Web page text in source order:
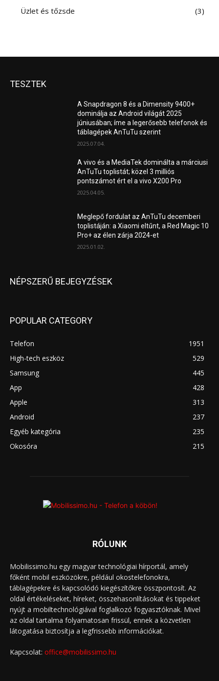
Üzlet és tőzsde
3
TESZTEK
A Snapdragon 8 és a Dimensity 9400+
dominálja az Android világát 2025
júniusában; íme a legerősebb telefonok és
táblagépek AnTuTu szerint
2025.07.04.
A vivo és a MediaTek dominálta a márciusi
AnTuTu toplistát; közel 3 milliós
pontszámot ért el a vivo X200 Pro
2025.04.05.
Meglepő fordulat az AnTuTu decemberi
toplistáján: a Xiaomi eltűnt, a Red Magic 10
Pro+ az élen zárja 2024-et
2025.01.02.
NÉPSZERŰ BEJEGYZÉSEK
POPULAR CATEGORY
Telefon
1951
High-tech eszköz
529
Samsung
445
App
428
Apple
313
Android
237
Egyéb kategória
235
Okosóra
215
RÓLUNK
Mobilissimo.hu egy magyar technológiai hírportál, amely
főként mobil eszközökre, például okostelefonokra,
táblagépekre és kapcsolódó kiegészítőkre összpontosít. Az
oldal értékeléseket, híreket, összehasonlításokat és tippeket
nyújt a mobiltechnológiával foglalkozó fogyasztóknak. Mivel
az oldal tartalma folyamatosan frissül, ennek a közvetlen
látogatása biztosítja a legfrissebb információkat.
Kapcsolat: office@mobilissimo.hu